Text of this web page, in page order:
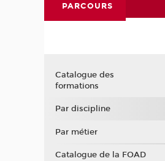
PARCOURS
Catalogue des
formations
Par discipline
Par métier
Catalogue de la FOAD